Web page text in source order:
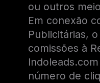
ou outros
Em conexão
Publicitárias,
comissões à
número de